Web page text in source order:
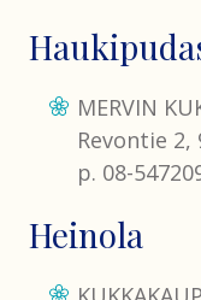
MERVIN
Revontie 2,
p. 08-
Heinola